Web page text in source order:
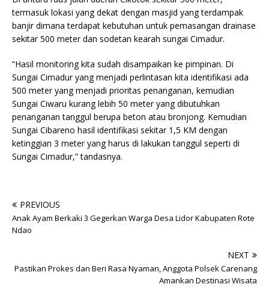
termasuk lokasi yang dekat dengan masjid yang terdampak
banjir dimana terdapat kebutuhan untuk pemasangan drainase
sekitar 500 meter dan sodetan kearah sungai Cimadur.
“Hasil monitoring kita sudah disampaikan ke pimpinan. Di
Sungai Cimadur yang menjadi perlintasan kita identifikasi ada
500 meter yang menjadi prioritas penanganan, kemudian
Sungai Ciwaru kurang lebih 50 meter yang dibutuhkan
penanganan tanggul berupa beton atau bronjong. Kemudian
Sungai Cibareno hasil identifikasi sekitar 1,5 KM dengan
ketinggian 3 meter yang harus di lakukan tanggul seperti di
Sungai Cimadur,” tandasnya.
PREVIOUS
Anak Ayam Berkaki 3 Gegerkan Warga Desa Lidor Kabupaten Rote
Ndao
NEXT
Pastikan Prokes dan Beri Rasa Nyaman, Anggota Polsek Carenang
Amankan Destinasi Wisata